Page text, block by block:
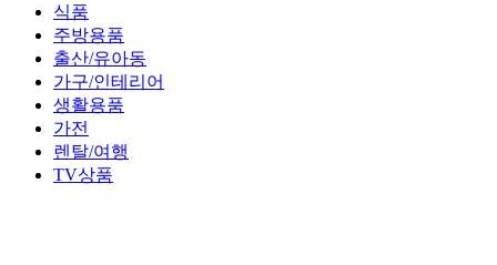
식품
주방용품
출산/유아동
가구/인테리어
생활용품
가전
렌탈/여행
TV상품